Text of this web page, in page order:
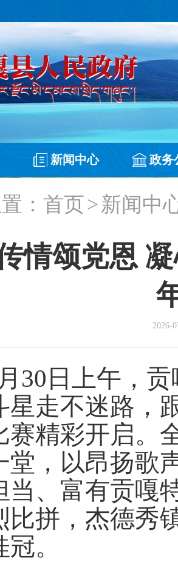
新闻中心 政务
： 首页>新闻中
情颂党恩
2026-
30日上午，
星走不迷路，
赛精彩开启。
堂，以昂扬歌
当、富有贡嘎
比拼，杰德秀
。